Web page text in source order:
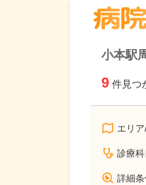
小本駅
9 件見つ
エリ
診療科
詳細